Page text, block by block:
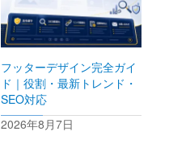
フッターデザイン完全ガイ
ド｜役割・最新トレンド・
SEO対応
2026年8月7日